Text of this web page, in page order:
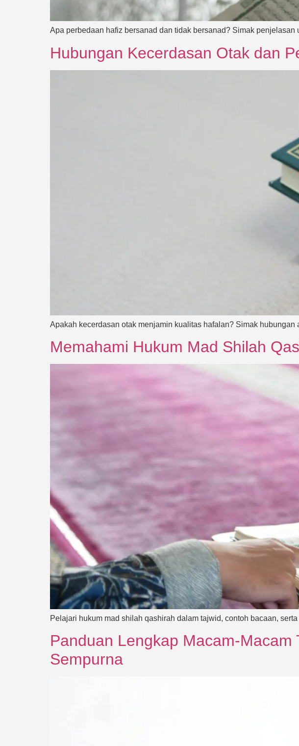
Apa perbedaan hafiz bersanad dan tidak bersanad? Simak
Hubungan Kecerdasan Otak dan
Apakah kecerdasan otak menjamin kualitas hafalan? Simak
Memahami Hukum Mad Shilah
Pelajari hukum mad shilah qashirah dalam tajwid, contoh bacaan,
Panduan Lengkap Macam-
Sempurna